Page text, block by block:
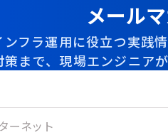
メール
フラ運用に役立つ実践
まで、現場エンジニア